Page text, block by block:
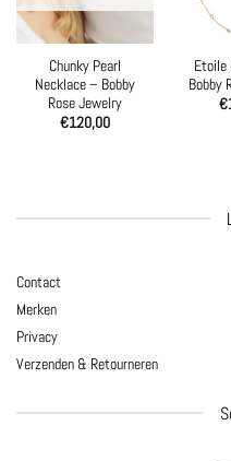
Chunky Pearl
Necklace – Bobby
Rose Jewelry
€120,00
Etoile
Bobby
€
Contact
Merken
Privacy
Verzenden & Retourneren